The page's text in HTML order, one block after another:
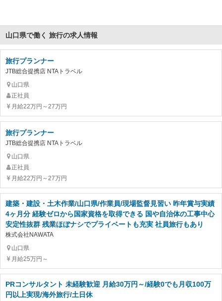
山口県で働く 旅行の求人情報
旅行プランナー
JTB総合提携店 NTAトラベル
山口県
正社員
月給22万円～27万円
旅行プランナー
JTB総合提携店 NTAトラベル
山口県
正社員
月給22万円～27万円
建築・建設・土木作業/山口県/作業員/現場監督見習い 昨年賞与実績
4ヶ月分 経験ゼロから国家資格を取得できる 国や自治体の工事中心
安定性抜群 残業ほぼナシでプライベートも充実 社員旅行もあり
株式会社NAWATA
山口県
月給25万円～
PRコンサルタント 未経験歓迎 月給30万円～/経験0でも月収100万
円以上実現/海外旅行/土日休